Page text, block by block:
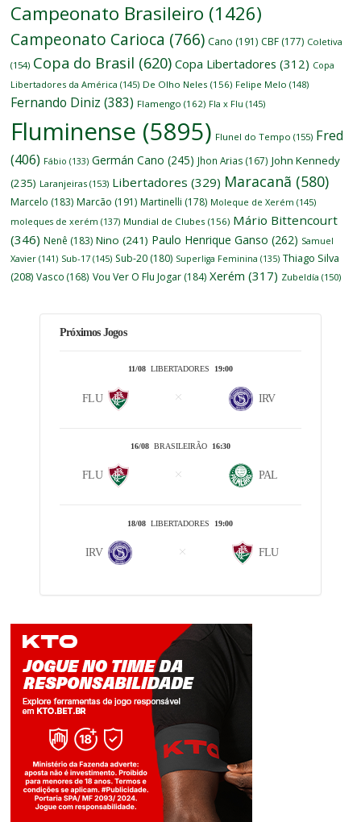
Campeonato Brasileiro (1426)
Campeonato Carioca (766) Cano (191) CBF (177) Coletiva
(154) Copa do Brasil (620) Copa Libertadores (312) Copa
Libertadores da América (145) De Olho Neles (156) Felipe Melo (148)
Fernando Diniz (383) Flamengo (162) Fla x Flu (145)
Fluminense (5895) Flunel do Tempo (155) Fred
(406) Fábio (133) Germán Cano (245) Jhon Arias (167) John Kennedy
(235) Laranjeiras (153) Libertadores (329) Maracanã (580)
Marcelo (183) Marcão (191) Martinelli (178) Moleque de Xerém (145)
moleques de xerém (137) Mundial de Clubes (156) Mário Bittencourt
(346) Nenê (183) Nino (241) Paulo Henrique Ganso (262) Samuel
Xavier (141) Sub-17 (145) Sub-20 (180) Superliga Feminina (135) Thiago Silva
(208) Vasco (168) Vou Ver O Flu Jogar (184) Xerém (317) Zubeldía (150)
Próximos Jogos
11/08LIBERTADORES 19:00
FLU IRV
16/08BRASILEIRÃO 16:30
FLU PAL
18/08 LIBERTADORES 19:00
IRV FLU